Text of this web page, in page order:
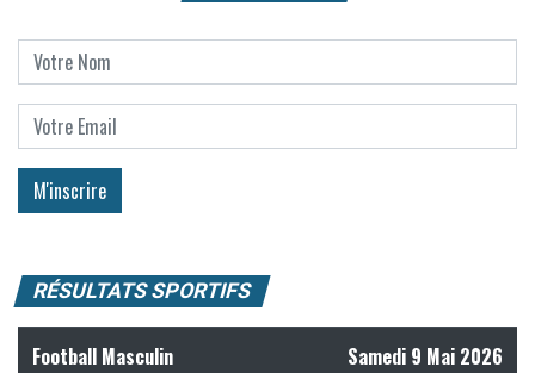
RÉSULTATS SPORTIFS
Football Masculin Samedi 9 Mai 2026